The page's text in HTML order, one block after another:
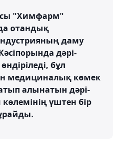
"Химфарм"
отандық
даму
дәрі-
бұл
медициналық көмек
алынатын дәрі-
үштен бір